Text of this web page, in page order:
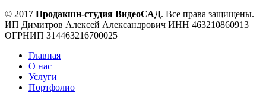
© 2017 Продакшн-студия ВидеоСАД. Все права защищены.
ИП Димитров Алексей Александрович ИНН 463210860913
ОГРНИП 314463216700025
Главная
О нас
Услуги
Портфолио